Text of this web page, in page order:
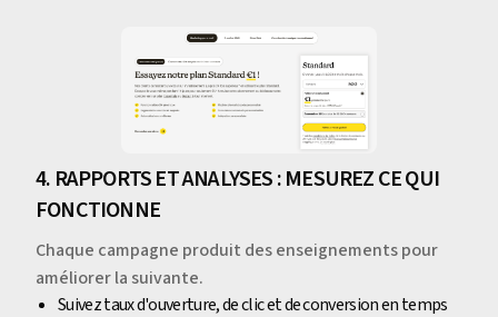
4. RAPPORTS ET ANALYSES : MESUREZ CE QUI
FONCTIONNE
Chaque campagne produit des enseignements pour
améliorer la suivante.
Suivez taux d'ouverture, de clic et de conversion en temps